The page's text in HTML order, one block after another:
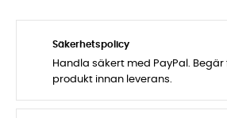
Säkerhetspolicy
Handla säkert med PayPal.
produkt innan leverans.